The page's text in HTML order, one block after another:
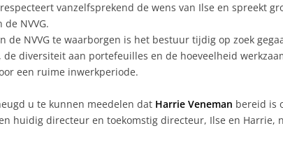
vanzelfsprekend de wens van Ilse en spreekt
NVVG.
de NVVG te waarborgen is het bestuur tijdig op zoek
diversiteit aan portefeuilles en de hoeveelheid
een ruime inwerkperiode.
u te kunnen meedelen dat Harrie Veneman bereid is
huidig directeur en toekomstig directeur, Ilse en